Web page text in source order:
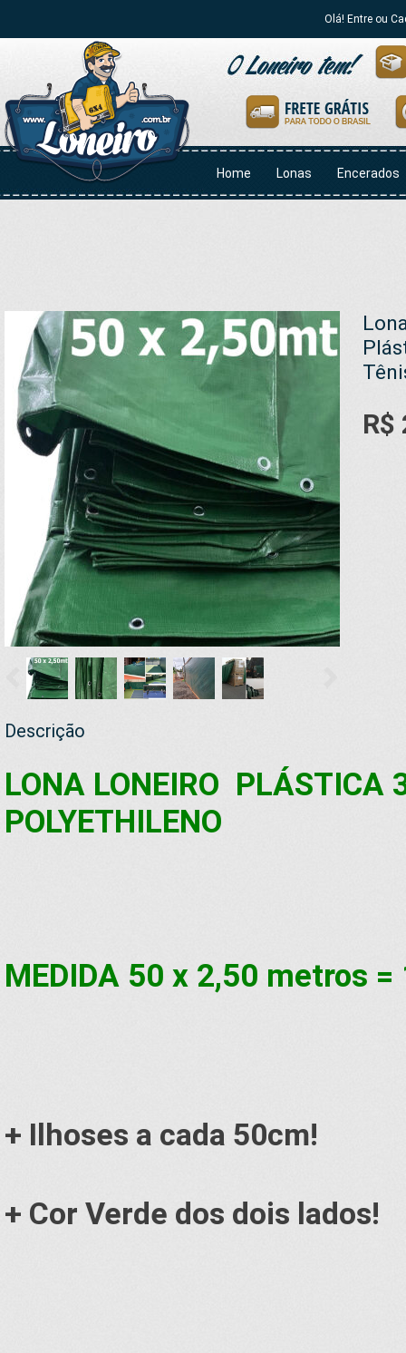
Olá! Entre ou
Home Lonas Encerados
R$
Descrição
LONA LONEIRO PLÁSTICA
POLYETHILENO
MEDIDA 50 x 2,50 metros =
+ Ilhoses a cada 50cm!
+ Cor Verde dos dois lados!